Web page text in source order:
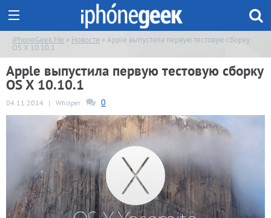
iPhoneGeek.Me » Новости » Apple выпустила первую тестовую сборку
OS X 10.10.1
Apple выпустила первую тестовую сборку
OS X 10.10.1
04.11.2014 | Whisper 0